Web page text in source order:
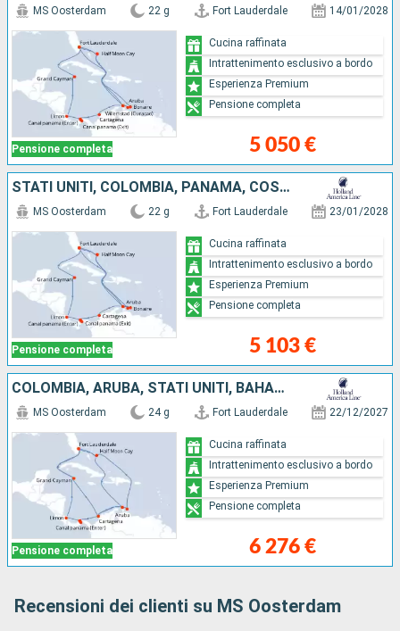
Pensione completa
MS Oosterdam 22 g Fort Lauderdale 14/01/2028
5 050 €
Cucina raffinata
Intrattenimento esclusivo a bordo
Esperienza Premium
Pensione completa
STATI UNITI, COLOMBIA, PANAMA, COSTA RICA, ISOLE CAYMAN, BONAIRE, ARUBA, BAHAMAS
Pensione completa
MS Oosterdam 22 g Fort Lauderdale 23/01/2028
5 103 €
Cucina raffinata
Intrattenimento esclusivo a bordo
Esperienza Premium
Pensione completa
COLOMBIA, ARUBA, STATI UNITI, BAHAMAS, PANAMA, COSTA RICA, ISOLE CAYMAN
Pensione completa
MS Oosterdam 24 g Fort Lauderdale 22/12/2027
6 276 €
Cucina raffinata
Intrattenimento esclusivo a bordo
Esperienza Premium
Pensione completa
Recensioni dei clienti su MS Oosterdam